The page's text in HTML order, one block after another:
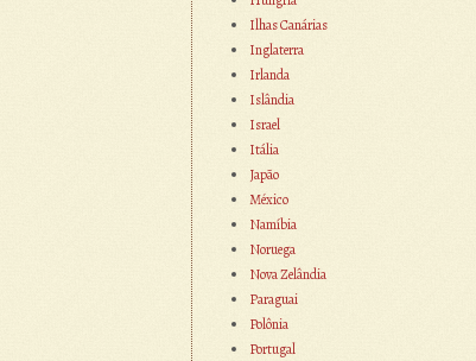
Ilhas Canárias
Inglaterra
Irlanda
Islândia
Israel
Itália
Japão
México
Namíbia
Noruega
Nova Zelândia
Paraguai
Polônia
Portugal